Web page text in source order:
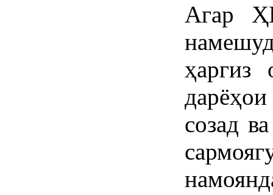
Агар
созад